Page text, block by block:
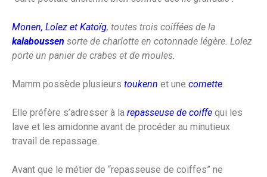
Monen, Lolez et Katoïg, toutes trois coiffées de la
kalaboussen sorte de charlotte en cotonnade légère. Lolez
porte un panier de crabes et de moules.
Mamm possède plusieurs toukenn et une cornette
Elle préfère s’adresser à la repasseuse de coiffe qui les
lave et les amidonne avant de procéder au minutieux
travail de repassage.
Avant que le métier de “repasseuse de coiffes” ne